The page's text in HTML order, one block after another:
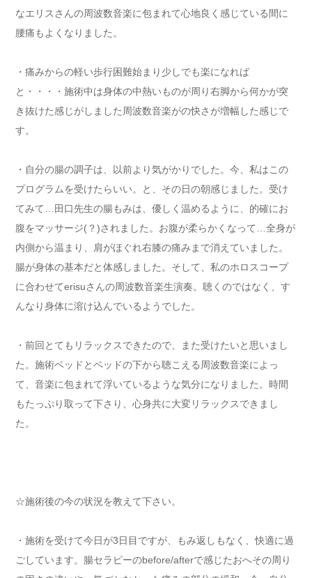
なエリスさんの周波数音楽に包まれて心地良く感じている間に
腰痛もよくなりました。
・痛みからの軽い歩行困難始まり少しでも楽になれば
と・・・・施術中は身体の中熱いものが周り右脚から何かが突
き抜けた感じがしました周波数音楽がの快さが増幅した感じで
す。
・自分の腸の調子は、以前より気がかりでした。今、私はこの
プログラムを受けたらいい。と、その日の朝感じました。受け
てみて…田口先生の腸もみは、優しく温めるように、的確にお
腹をマッサージ(？)されました。お腹が柔らかくなって…全身が
内側から温まり、肩がほぐれ右膝の痛みまで消えていました。
腸が身体の基本だと体感しました。そして、私のホロスコープ
に合わせてerisuさんの周波数音楽生演奏。聴くのではなく、す
んなり身体に溶け込んでいるようでした。
・前回とてもリラックスできたので、また受けたいと思いまし
た。施術ベッドとベッドの下から聴こえる周波数音楽によっ
て、音楽に包まれて浮いているような気分になりました。時間
もたっぷり取って下さり、心身共に大変リラックスできまし
た。
☆施術後の今の状況を教えて下さい。
・施術を受けて今日が3日目ですが、もみ返しもなく、快適に過
ごしています。腸セラピーのbefore/afterで感じたおへその周り